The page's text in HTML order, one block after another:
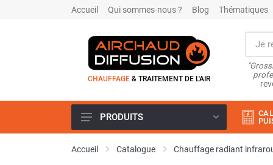
Accueil Qui sommes-nous ? Blog Thématiques
CHAUFFAGE & TRAITEMENT DE L'AIR
Climatiseur
PRODUITS
Accueil Catalogue Chauffage radiant